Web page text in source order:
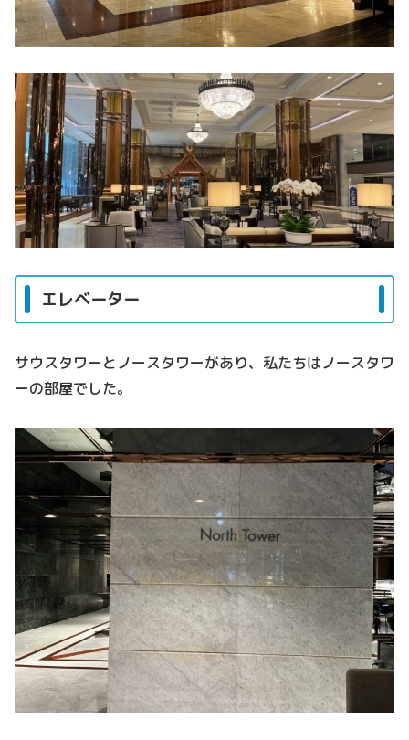
エレベーター
サウスタワーとノースタワーがあり、私たちはノースタワ
ーの部屋でした。